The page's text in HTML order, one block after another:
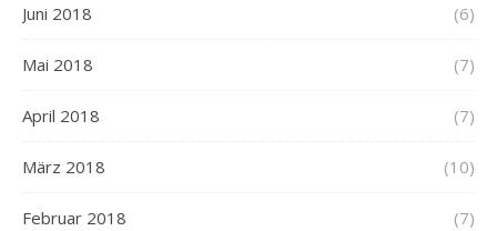
Juni 2018 (6)
Mai 2018 (7)
April 2018 (7)
März 2018 (10)
Februar 2018 (7)